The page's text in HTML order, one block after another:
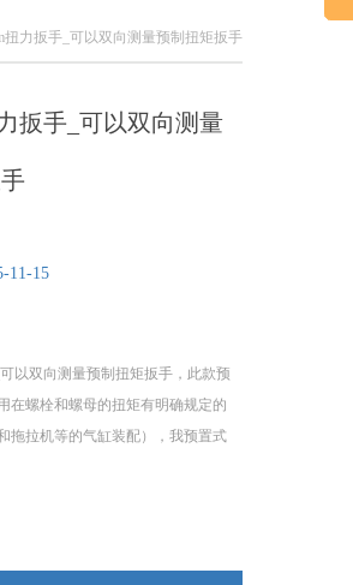
扭力扳手_可以双向测量预制扭矩扳手
扳手_可以双向测量
11-15
以双向测量预制扭矩扳手，此款预
在螺栓和螺母的扭矩有明确规定的
拖拉机等的气缸装配），我预置式